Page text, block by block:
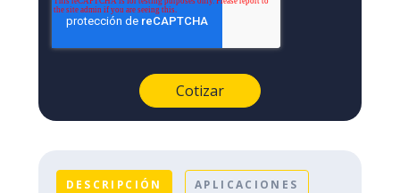
DESCRIPCIÓN APLICACIONES